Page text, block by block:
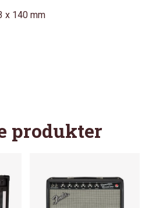
x 140 mm
produkter